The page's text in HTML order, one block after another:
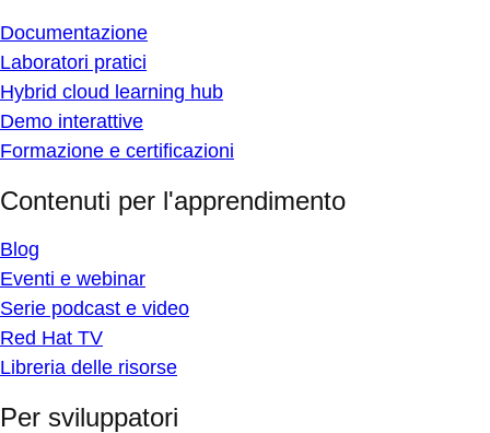
Documentazione
Laboratori pratici
Hybrid cloud learning hub
Demo interattive
Formazione e certificazioni
Contenuti per l'apprendimento
Blog
Eventi e webinar
Serie podcast e video
Red Hat TV
Libreria delle risorse
Per sviluppatori